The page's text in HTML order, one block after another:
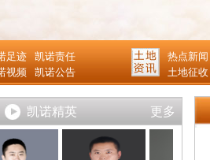
足迹
凯诺责任
视频 凯诺公告
热点新闻
土地征收
凯诺精英 更多